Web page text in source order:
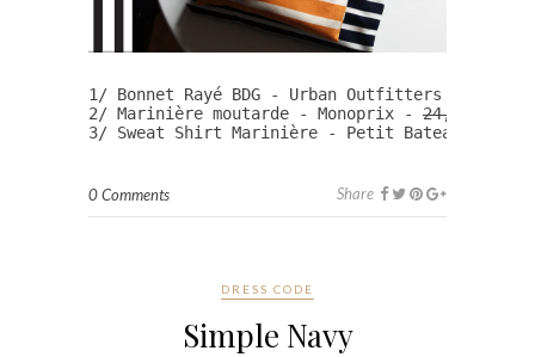
1/ Bonnet Rayé BDG - Urban Outfitters -
2/ Marinière moutarde - Monoprix - 24,90€
3/ Sweat Shirt Marinière - Petit Bateau -
0 Comments Share
DRESS CODE
Simple Navy